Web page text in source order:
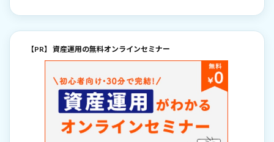
【PR】 資産運用の無料オンラインセミナー